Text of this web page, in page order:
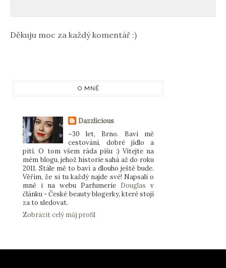
Děkuju moc za každý komentář :)
O MNĚ
Dazzlicious
~30 let, Brno. Baví mě
cestování, dobré jídlo a
pití. O tom všem ráda píšu :) Vítejte na
mém blogu, jehož historie sahá až do roku
2011. Stále mě to baví a dlouho ještě bude.
Věřím, že si tu každý najde své! Napsali o
mně i na webu Parfumerie Douglas v
článku - České beauty blogerky, které stojí
za to sledovat.
Zobrazit celý můj profil